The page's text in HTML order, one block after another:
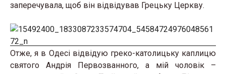
заперечувала, щоб він відвідував Грецьку Церкву.
Отже, я в Одесі відвідую греко-католицьку каплицю
святого Андрія Первозванного, а мій чоловік –